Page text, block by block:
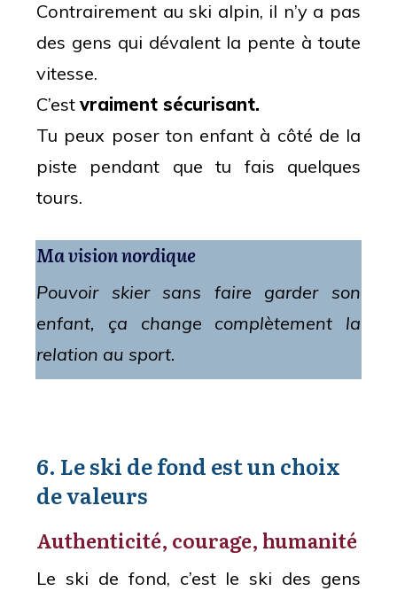
Contrairement au ski alpin, il n’y a pas
des gens qui dévalent la pente à toute
vitesse.
C’est vraiment sécurisant.
Tu peux poser ton enfant à côté de la
piste pendant que tu fais quelques
tours.
Ma vision nordique
Pouvoir skier sans faire garder son
enfant, ça change complètement la
relation au sport.
6. Le ski de fond est un choix
de valeurs
Authenticité, courage, humanité
Le ski de fond, c’est le ski des gens